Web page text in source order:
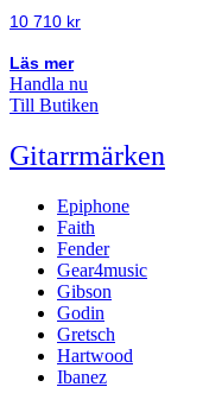
10 710 kr
Läs mer
Handla nu
Till Butiken
Gitarrmärken
Epiphone
Faith
Fender
Gear4music
Gibson
Godin
Gretsch
Hartwood
Ibanez